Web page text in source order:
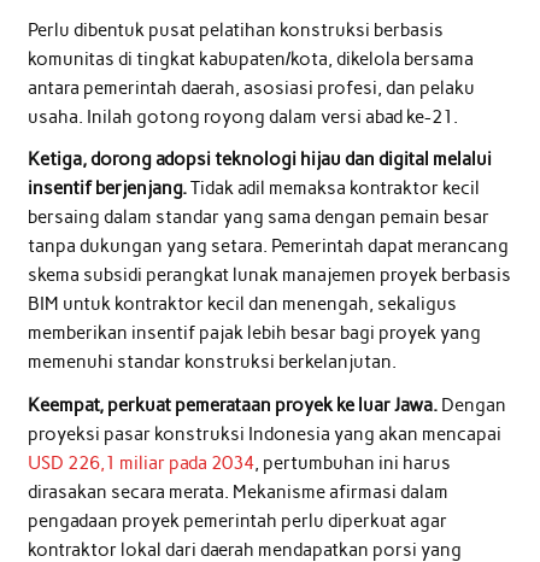
Perlu dibentuk pusat pelatihan konstruksi berbasis
komunitas di tingkat kabupaten/kota, dikelola bersama
antara pemerintah daerah, asosiasi profesi, dan pelaku
usaha. Inilah gotong royong dalam versi abad ke-21.
Ketiga, dorong adopsi teknologi hijau dan digital melalui
insentif berjenjang.Tidak adil memaksa kontraktor kecil
bersaing dalam standar yang sama dengan pemain besar
tanpa dukungan yang setara. Pemerintah dapat merancang
skema subsidi perangkat lunak manajemen proyek berbasis
BIM untuk kontraktor kecil dan menengah, sekaligus
memberikan insentif pajak lebih besar bagi proyek yang
memenuhi standar konstruksi berkelanjutan.
Keempat, perkuat pemerataan proyek ke luar Jawa.Dengan
proyeksi pasar konstruksi Indonesia yang akan mencapai
USD 226,1 miliar pada 2034, pertumbuhan ini harus
dirasakan secara merata. Mekanisme afirmasi dalam
pengadaan proyek pemerintah perlu diperkuat agar
kontraktor lokal dari daerah mendapatkan porsi yang